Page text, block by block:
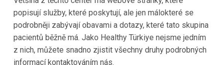
popisují služby, které poskytují, ale jen málokteré se
podrobněji zabývají obavami a dotazy, které tato skupina
pacientů běžně má. Jako Healthy Türkiye nejsme jedním
z nich, můžete snadno zjistit všechny druhy podrobných
informací kontaktováním nás.